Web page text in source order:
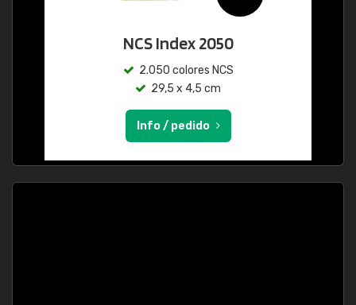
NCS Index 2050
2.050 colores NCS
29,5 x 4,5 cm
Info / pedido